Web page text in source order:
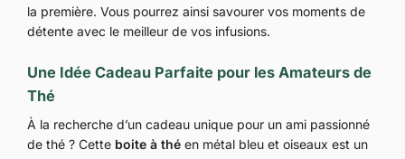
la première. Vous pourrez ainsi savourer vos moments de
détente avec le meilleur de vos infusions.
Une Idée Cadeau Parfaite pour les Amateurs de
Thé
À la recherche d’un cadeau unique pour un ami passionné
de thé ? Cette boite à thé en métal bleu et oiseaux est un